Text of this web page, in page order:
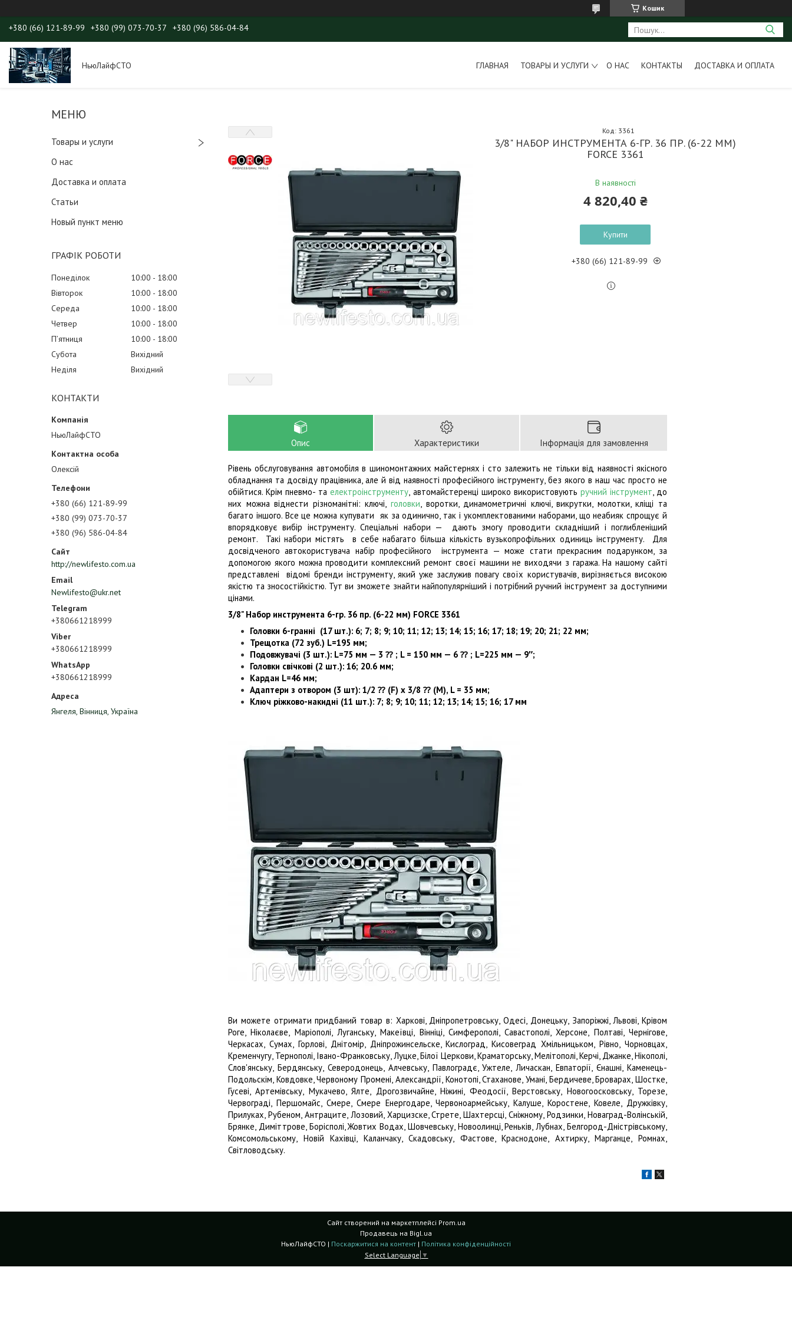
Кошик
+380 (66) 121-89-99 +380 (99) 073-70-37 +380 (96) 586-04-84
НьюЛайфСТО ГЛАВНАЯ ТОВАРЫ И УСЛУГИ О НАС КОНТАКТЫ ДОСТАВКА И ОПЛАТА
Товары и услуги
О нас
Доставка и оплата
Статьи
Новый пункт меню
ГРАФІК РОБОТИ
Понеділок 10:00
18:00
Вівторок
10:00
18:00
Середа
10:00
18:00
Четвер
10:00
18:00
Пʼятниця
10:00
18:00
Субота
Вихідний
Неділя
Вихідний
КОНТАКТИ
НьюЛайфСТО
Олексій
+380 (66) 121-89-99
+380 (99) 073-70-37
+380 (96) 586-04-84
http://newlifesto.com.ua
Newlifesto@ukr.net
+380661218999
+380661218999
+380661218999
Янгеля, Вінниця, Україна
3/8" НАБОР ИНСТРУМЕНТА 6-ГР. 36 ПР. (6-22 ММ)
FORCE 3361
В наявності
Код: 3361
4 820,40 ₴
Купити
+380 (66) 121-89-99
Опис Характеристики Інформація для замовлення
Рівень обслуговування автомобіля в шиномонтажних майстернях і сто залежить не тільки від наявності якісного
обладнання та досвіду працівника, але й від наявності професійного інструменту, без якого в наш час просто не
обійтися. Крім пневмо- таелектроінструменту, автомайстеренці широко використовують ручний інструмент, до
них можна віднести різноманітні: ключі, головки, воротки, динамометричні ключі, викрутки, молотки, кліщі та
багато іншого. Все це можна купувати як за одинично, так і укомплектованими наборами, що неабияк спрощує й
впорядковує вибір інструменту. Спеціальні набори — дають змогу проводити складніший і поглибленіший
ремонт. Такі набори містять в себе набагато більша кількість вузькопрофільних одиниць інструменту. Для
досвідченого автокористувача набір професійного інструмента — може стати прекрасним подарунком, за
допомогою якого можна проводити комплексний ремонт своєї машини не виходячи з гаража. На нашому сайті
представлені відомі бренди інструменту, який уже заслужив повагу своїх користувачів, вирізняється високою
якістю та зносостійкістю. Тут ви зможете знайти найпопулярніший і потрібний ручний інструмент за доступними
цінами.
3/8" Набор инструмента 6-гр. 36 пр. (6-22 мм) FORCE 3361
Головки 6-гранні (17 шт.): 6; 7; 8; 9; 10; 11; 12; 13; 14; 15; 16; 17; 18; 19; 20; 21; 22 мм;
Трещотка (72 зуб.) L=195 мм;
Подовжувачі (3 шт.): L=75 мм — 3 ⁇ ; L = 150 мм — 6 ⁇ ; L=225 мм — 9″;
Головки свічкові (2 шт.): 16; 20.6 мм;
Кардан L=46 мм;
Адаптери з отвором (3 шт): 1/2 ⁇ (F) x 3/8 ⁇ (M), L = 35 мм;
Ключ ріжково-накидні (11 шт.): 7; 8; 9; 10; 11; 12; 13; 14; 15; 16; 17 мм
Ви можете отримати придбаний товар в: Харкові, Дніпропетровську, Одесі, Донецьку, Запоріжжі, Львові, Крівом
Роге, Ніколаєве, Маріополі, Луганську, Макеївці, Вінніці, Симферополі, Савастополі, Херсоне, Полтаві, Чернігове,
Черкасах, Сумах, Горлові, Днітомір, Дніпрожинсельске, Кислоград, Кисовеград Хмільницьком, Рівно, Чорновцах,
Кременчугу, Тернополі, Івано-Франковську, Луцке, Білої Церкови, Краматорську, Мелітополі, Керчі, Джанке, Нікополі,
Слов'янську, Бердянську, Северодонець, Алчевську, Павлоградє, Ужтеле, Личаскан, Евпаторії, Єнашні, Каменець-
Подольскім, Ковдовке, Червоному Промені, Александрії, Конотопі, Стаханове, Умані, Бердичеве, Броварах, Шостке,
Гусеві, Артемівську, Мукачево, Ялте, Дрогозвичайне, Ніжині, Феодосії, Верстовську, Новогоосковську, Торезе,
Червограді, Першомайс, Смере, Смере Енергодаре, Червоноармейську, Калуше, Коростене, Ковеле, Дружківку,
Прилуках, Рубеном, Антраците, Лозовий, Харцизске, Стрете, Шахтерсці, Сніжному, Родзинки, Новаград-Волінській,
Брянке, Диміттрове, Борісполі, Жовтих Водах, Шовчевську, Новоолинці, Реньків, Лубнах, Белгород-Дністрівському,
Комсомольському, Новій Кахівці, Каланчаку, Скадовську, Фастове, Краснодоне, Ахтирку, Марганце, Ромнах,
Світловодську.
Сайт створений на маркетплейсі Prom.ua
Продавець на Bigl.ua
НьюЛайфСТО | Поскаржитися на контент | Політика конфіденційності
Select Language ▼